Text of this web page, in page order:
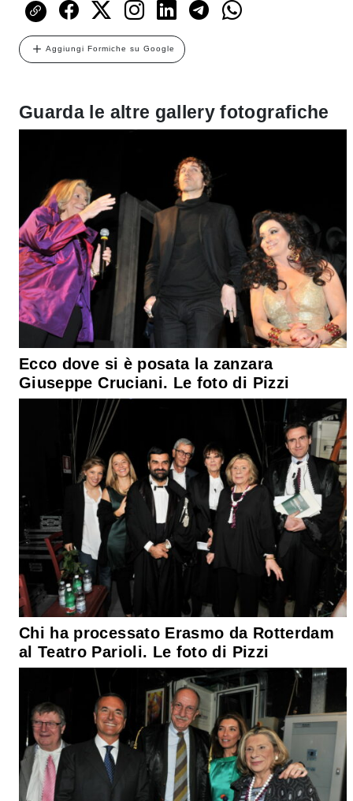
Aggiungi Formiche su Google
Guarda le altre gallery fotografiche
Ecco dove si è posata la zanzara
Giuseppe Cruciani. Le foto di Pizzi
Chi ha processato Erasmo da Rotterdam
al Teatro Parioli. Le foto di Pizzi